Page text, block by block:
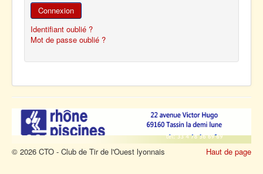
Connexion
Identifiant oublié ?
Mot de passe oublié ?
Haut de page
© 2026 CTO - Club de Tir de l'Ouest lyonnais